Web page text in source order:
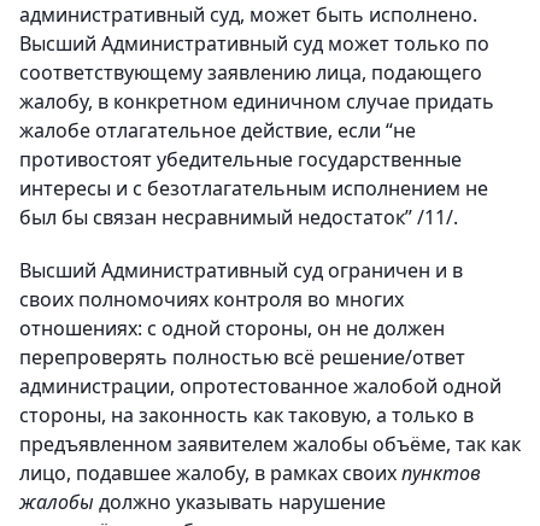
административный суд, может быть исполнено.
Высший Административный суд может только по
соответствующему заявлению лица, подающего
жалобу, в конкретном единичном случае придать
жалобе отлагательное действие, если “не
противостоят убедительные государственные
интересы и с безотлагательным исполнением не
был бы связан несравнимый недостаток” /11/.
Высший Административный суд ограничен и в
своих полномочиях контроля во многих
отношениях: с одной стороны, он не должен
перепроверять полностью всё решение/ответ
администрации, опротестованное жалобой одной
стороны, на законность как таковую, а только в
предъявленном заявителем жалобы объёме, так как
лицо, подавшее жалобу, в рамках своихпунктов
жалобы должно указывать нарушение